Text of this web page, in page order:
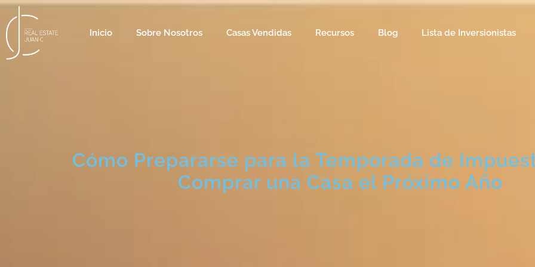
Skip
content
Inicio Sobre Nosotros Casas Vendidas Recursos Blog Lista de Inversionistas
Cómo Prepararse para la Temporada de
Comprar una Casa el Próximo Año